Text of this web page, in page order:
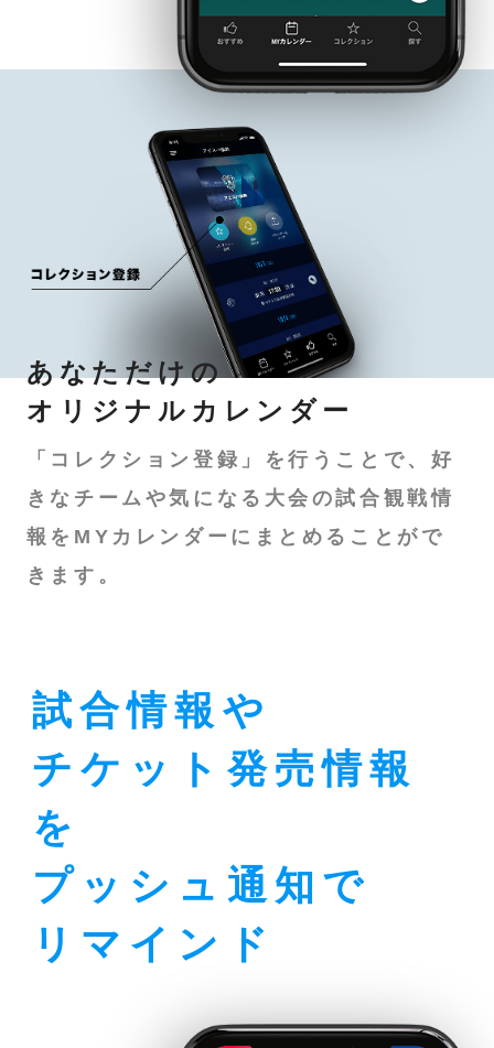
あなただけの
オリジナルカレンダー
「コレクション登録」を行うことで、好
きなチームや気になる大会の試合観戦情
報をMYカレンダーにまとめることがで
きます。
試合情報や
チケット発売情報
を
プッシュ通知で
リマインド